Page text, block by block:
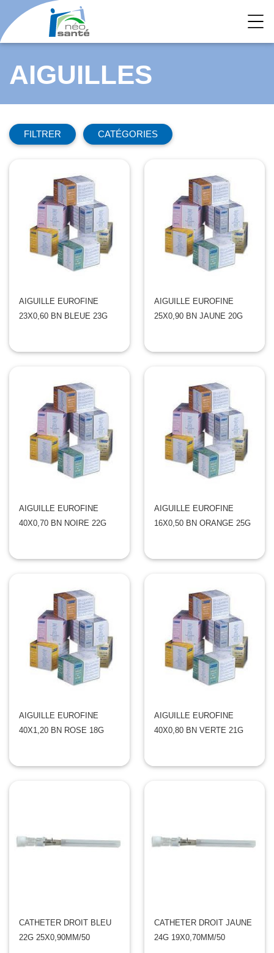
AIGUILLES
FILTRER CATÉGORIES
AIGUILLE EUROFINE
23X0,60 BN BLEUE 23G
AIGUILLE EUROFINE
25X0,90 BN JAUNE 20G
AIGUILLE EUROFINE
40X0,70 BN NOIRE 22G
AIGUILLE EUROFINE
16X0,50 BN ORANGE 25G
AIGUILLE EUROFINE
40X1,20 BN ROSE 18G
AIGUILLE EUROFINE
40X0,80 BN VERTE 21G
CATHETER DROIT BLEU
22G 25X0,90MM/50
CATHETER DROIT JAUNE
24G 19X0,70MM/50